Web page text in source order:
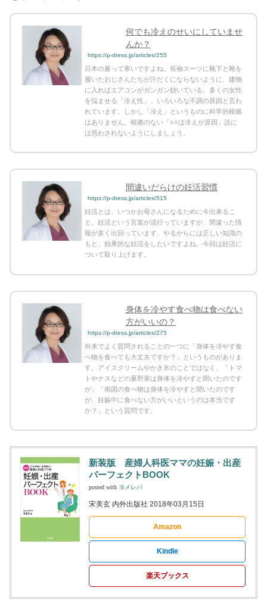
何でも冷えのせいにしていませ
んか？
https://p-dress.jp/articles/255
日本の夏って寒いですよね。長袖スーツに靴下と靴を
履いたおじさんたちが汗だくにならないように、建物
に入ればエアコンがガンガン効いている。多くの女性
を悩ませる「冷え性」、いろいろな不調の原因と言わ
れています。しかし「冷え」というものに科学的根拠
はありません。根拠のない「○○は冷えが原因」説に
は惑わされないようにしましょう。
間違いだらけの妊活習慣
https://p-dress.jp/articles/515
妊活とは、いつかお母さんになるために今出来るこ
と。妊活という言葉が流行っていますが、間違った情
報が多く出回っています。やるからには正しい知識の
もと、効果的な妊活をしたいですよね。今回は妊活に
ついて取り上げます。
身体を冷やす食べ物は食べない
方がいいの？
https://p-dress.jp/articles/275
外来でよく質問されることの一つに「身体を冷やす食
べ物を食べても大丈夫ですか？」というものがありま
す。アイスクリームやかき氷のことではなく、「トマ
トやナスなどの夏野菜は身体を冷やすと聞いたのです
が」「南国の食べ物は身体を冷やすと聞いたのです
が、妊娠中に食べない方がいいというのは本当です
か？」という質問です。
新装版 産婦人科医ママの妊娠・出産
パーフェクトBOOK
posted with ヨメレバ
宋美玄 内外出版社 2018年03月15日
Amazon
Kindle
楽天ブックス